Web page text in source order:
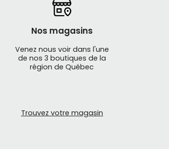
Nos magasins
Venez nous voir dans l'une
de nos 3 boutiques de la
région de Québec
Trouvez votre magasin